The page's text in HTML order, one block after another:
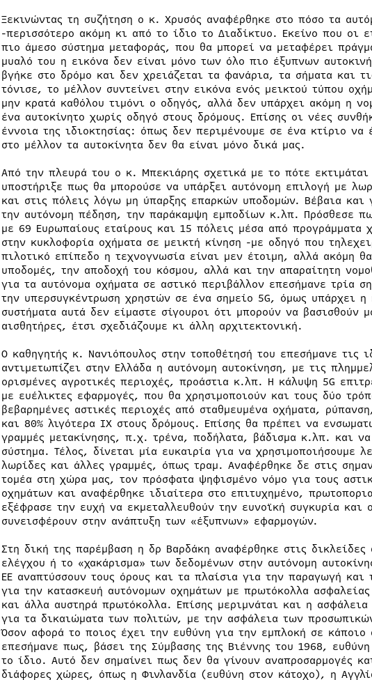
Ξεκινώντας τη συζήτηση ο κ. Χρυσός αναφέρθηκε στο πόσο τα
-περισσότερο ακόμη κι από το ίδιο το Διαδίκτυο. Εκείνο που οι
πιο άμεσο σύστημα μεταφοράς, που θα μπορεί να μεταφέρει
μυαλό του η εικόνα δεν είναι μόνο των όλο πιο έξυπνων
βγήκε στο δρόμο και δεν χρειάζεται τα φανάρια, τα σήματα και
τόνισε, το μέλλον συντείνει στην εικόνα ενός μεικτού τύπου
μην κρατά καθόλου τιμόνι ο οδηγός, αλλά δεν υπάρχει ακόμη η
ένα αυτοκίνητο χωρίς οδηγό στους δρόμους. Επίσης οι νέες
έννοια της ιδιοκτησίας: όπως δεν περιμένουμε σε ένα κτίριο
στο μέλλον τα αυτοκίνητα δεν θα είναι μόνο δικά μας.
Από την πλευρά του ο κ. Μπεκιάρης σχετικά με το πότε
υποστήριξε πως θα μπορούσε να υπάρξει αυτόνομη επιλογή με
και στις πόλεις λόγω μη ύπαρξης επαρκών υποδομών. Βέβαια και
την αυτόνομη πέδηση, την παράκαμψη εμποδίων κ.λπ. Πρόσθεσε
με 69 Ευρωπαίους εταίρους και 15 πόλεις μέσα από προγράμματα
στην κυκλοφορία οχήματα σε μεικτή κίνηση -με οδηγό που
πιλοτικό επίπεδο η τεχνογνωσία είναι μεν έτοιμη, αλλά ακόμη
υποδομές, την αποδοχή του κόσμου, αλλά και την απαραίτητη
για τα αυτόνομα οχήματα σε αστικό περιβάλλον επεσήμανε τρία
την υπερσυγκέντρωση χρηστών σε ένα σημείο 5G, όμως υπάρχει
συστήματα αυτά δεν είμαστε σίγουροι ότι μπορούν να βασισθούν
αισθητήρες, έτσι σχεδιάζουμε κι άλλη αρχιτεκτονική.
Ο καθηγητής κ. Νανιόπουλος στην τοποθέτησή του επεσήμανε τις
αντιμετωπίζει στην Ελλάδα η αυτόνομη αυτοκίνηση, με τις
ορισμένες αγροτικές περιοχές, προάστια κ.λπ. Η κάλυψη 5G
με ευέλικτες εφαρμογές, που θα χρησιμοποιούν και τους δύο
βεβαρημένες αστικές περιοχές από σταθμευμένα οχήματα,
και 80% λιγότερα ΙΧ στους δρόμους. Επίσης θα πρέπει να
γραμμές μετακίνησης, π.χ. τρένα, ποδήλατα, βάδισμα κ.λπ. και
σύστημα. Τέλος, δίνεται μία ευκαιρία για να χρησιμοποιήσουμε
λωρίδες και άλλες γραμμές, όπως τραμ. Αναφέρθηκε δε στις
τομέα στη χώρα μας, τον πρόσφατα ψηφισμένο νόμο για τους
οχημάτων και αναφέρθηκε ιδιαίτερα στο επιτυχημένο,
εξέφρασε την ευχή να εκμεταλλευθούν την ευνοϊκή συγκυρία
συνεισφέρουν στην ανάπτυξη των «έξυπνων» εφαρμογών.
Στη δική της παρέμβαση η δρ Βαρδάκη αναφέρθηκε στις
ελέγχου ή το «χακάρισμα» των δεδομένων στην αυτόνομη
ΕΕ αναπτύσσουν τους όρους και τα πλαίσια για την παραγωγή και
για την κατασκευή αυτόνομων οχημάτων με πρωτόκολλα
και άλλα αυστηρά πρωτόκολλα. Επίσης μεριμνάται και η
για τα δικαιώματα των πολιτών, με την ασφάλεια των
Όσον αφορά το ποιος έχει την ευθύνη για την εμπλοκή σε
επεσήμανε πως, βάσει της Σύμβασης της Βιέννης του 1968,
το ίδιο. Αυτό δεν σημαίνει πως δεν θα γίνουν αναπροσαρμογές
διάφορες χώρες, όπως η Φινλανδία (ευθύνη στον κάτοχο), η